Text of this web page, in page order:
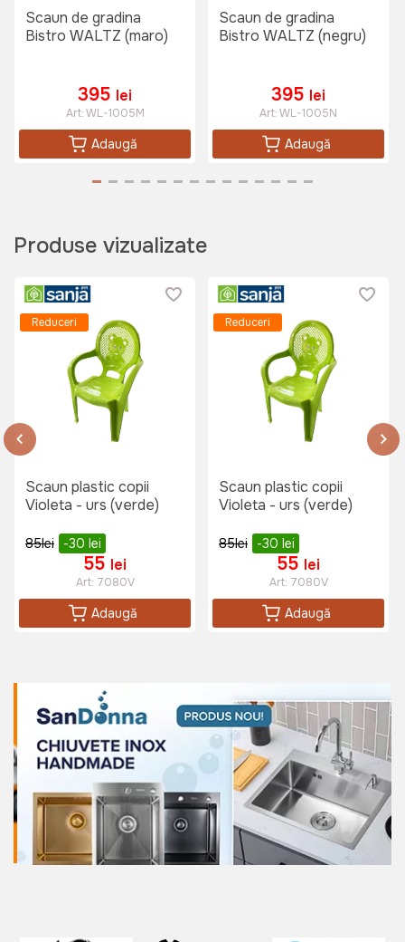
199 lei
Masa de gradina Tavolo (Alb)
Art:029091
490 lei
Masa de gradina WALTZ Bistro 60
Art:
Masa de camping pliabila cu blat
alb JUMI 70x80x60
OM-992214
Masa de gradina Andora 60 (Gri)
Art:
051186
785 lei
575 lei
Scaun de gradina
Bistro WALTZ (maro)
395 lei
Art:WL-1005M
Adaugă
Scaun de gradina
Bistro WALTZ (negru)
395 lei
Art:WL-1005N
Adaugă
Produse vizualizate
Reduceri
Scaun plastic copii
Violeta - urs (verde)
85lei -30 lei
55 lei
Art: 7080V
Adaugă
Reduceri
Scaun plastic copii
Violeta - urs (verde)
85lei -30 lei
55 lei
Art: 7080V
Adaugă